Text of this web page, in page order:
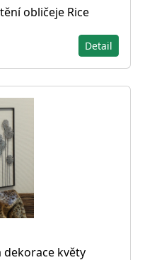
obličeje Rice
Detail
dekorace květy